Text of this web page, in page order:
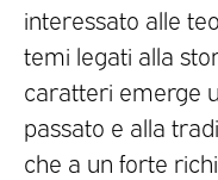
interessato alle
temi legati alla
caratteri emerge
passato e alla
che a un forte